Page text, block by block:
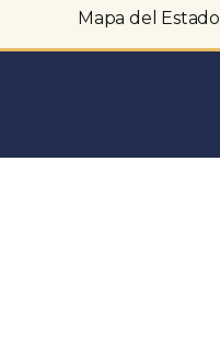
Mapa del Estado